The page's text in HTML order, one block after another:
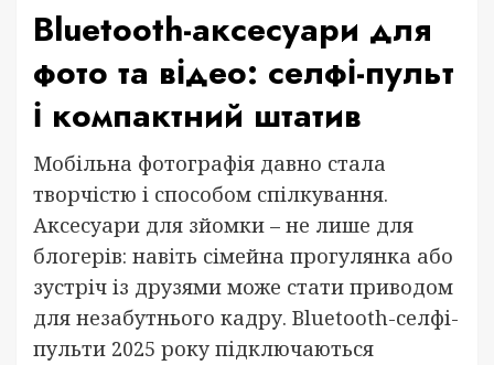
Bluetooth-аксесуари для
фото та відео: селфі-пульт
і компактний штатив
Мобільна фотографія давно стала
творчістю і способом спілкування.
Аксесуари для зйомки – не лише для
блогерів: навіть сімейна прогулянка або
зустріч із друзями може стати приводом
для незабутнього кадру. Bluetooth-селфі-
пульти 2025 року підключаються